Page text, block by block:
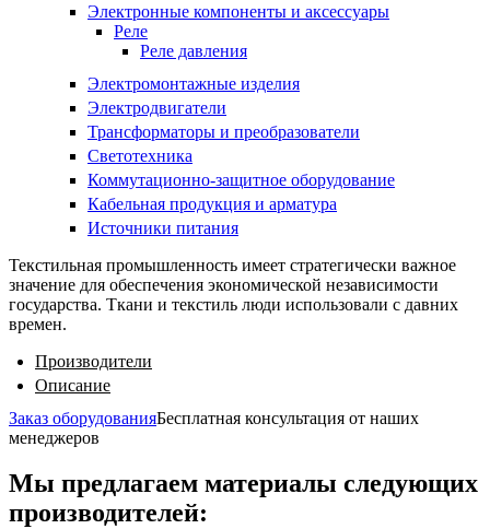
Электронные компоненты и аксессуары
Реле
Реле давления
Электромонтажные изделия
Электродвигатели
Трансформаторы и преобразователи
Светотехника
Коммутационно-защитное оборудование
Кабельная продукция и арматура
Источники питания
Текстильная промышленность имеет стратегически важное
значение для обеспечения экономической независимости
государства. Ткани и текстиль люди использовали с давних
времен.
Производители
Описание
Заказ оборудованияБесплатная консультация от наших
менеджеров
Мы предлагаем материалы следующих
производителей: